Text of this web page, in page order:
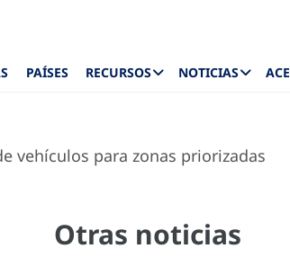
PAÍSES RECURSOS NOTICIAS
vehículos para zonas priorizadas
Otras noticias